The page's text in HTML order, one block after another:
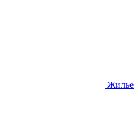
Жилье